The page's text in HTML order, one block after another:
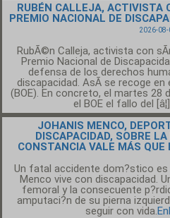
RUBÉN CALLEJA, ACTIVISTA
PREMIO NACIONAL DE
2026-08-
RubÃ©n Calleja, activista con
Premio Nacional de
defensa de los derechos
discapacidad. AsÃ­ se recoge
(BOE). En concreto, el martes 28
el BOE el fallo del [â¦]
JOHANIS MENCO,
DISCAPACIDAD, SOBRE
CONSTANCIA VALE MÁS QUE
Un fatal accidente dom?stico
Menco vive con discapacidad.
femoral y la consecuente
amputaci?n de su pierna
seguir con vida.